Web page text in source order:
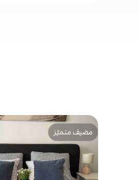
مضيف متميّز
مضيف متميّز